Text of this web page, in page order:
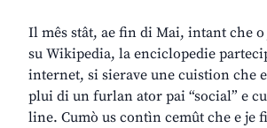
Il mês stât, ae fin di Mai, intant che
su Wikipedia, la enciclopedie
internet, si sierave une cuistion che
plui di un furlan ator pai “social” e
line. Cumò us contìn cemût che e je